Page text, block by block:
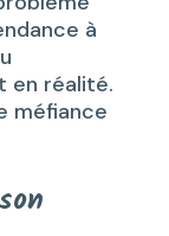
à
en réalité.
méfiance